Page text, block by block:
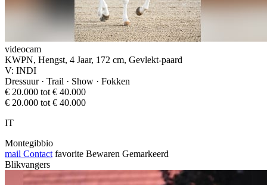
videocam
KWPN, Hengst, 4 Jaar, 172 cm, Gevlekt-paard
V: INDI
Dressuur · Trail · Show · Fokken
€ 20.000 tot € 40.000
€ 20.000 tot € 40.000
IT
Montegibbio
mail Contact favorite Bewaren Gemarkeerd
Blikvangers